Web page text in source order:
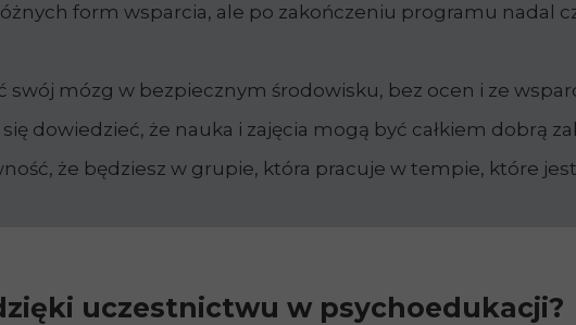
uczestnictwu w psychoedukacji?
form wsparcia, ale po zakończeniu programu nadal
swój mózg w bezpiecznym środowisku, bez ocen i ze
dowiedzieć, że nauka i zajęcia mogą być całkiem dobrą
że będziesz w grupie, która pracuje w tempie, które jest